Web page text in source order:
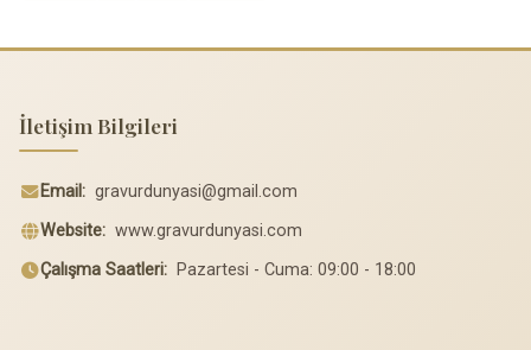
İletişim Bilgileri
Email: gravurdunyasi@gmail.com
Website: www.gravurdunyasi.com
Çalışma Saatleri: Pazartesi - Cuma: 09:00 - 18:00